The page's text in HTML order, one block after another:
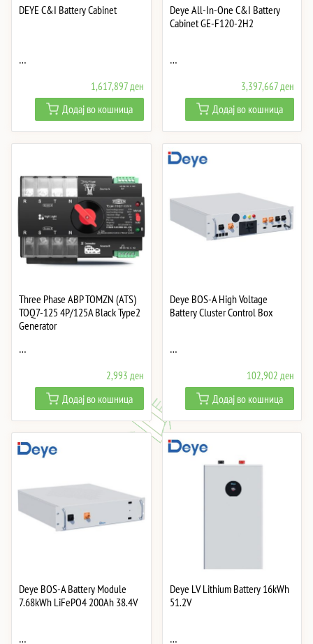
DEYE C&I Battery Cabinet
…
1,617,897 ден
Додај во кошница
Deye All-In-One C&I Battery
Cabinet GE-F120-2H2
…
3,397,667 ден
Додај во кошница
Three Phase АВР TOMZN (ATS)
TOQ7-125 4P/125A Black Type2
Generator
…
2,993 ден
Додај во кошница
Deye BOS-A High Voltage
Battery Cluster Control Box
…
102,902 ден
Додај во кошница
Deye BOS-A Battery Module
7.68kWh LiFePO4 200Ah 38.4V
…
Deye LV Lithium Battery 16kWh
51.2V
…